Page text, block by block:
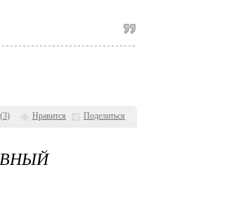
(3) Нравится Поделиться